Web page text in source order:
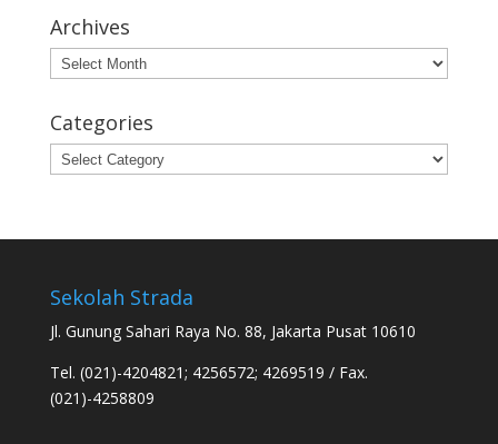
Archives
Archives
Categories
Categories
Sekolah Strada
Jl. Gunung Sahari Raya No. 88, Jakarta Pusat 10610
Tel. (021)-4204821; 4256572; 4269519 / Fax.
(021)-4258809